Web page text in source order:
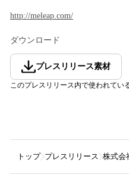
http://meleap.com/
ダウンロード
プレスリリース素材
このプレスリリース内で使われてい
トップ プレスリリース 株式会